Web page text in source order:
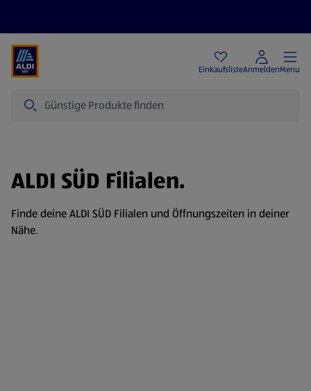
EinkaufslisteAnmeldenMenu
ALDI SÜD Filialen.
Finde deine ALDI SÜD Filialen und Öffnungszeiten in deiner
Nähe.